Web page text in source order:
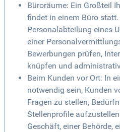
Büroräume: Ein Großteil
findet in einem Büro
Personalabteilung eines
einer
Bewerbungen prüfen,
knüpfen und
Beim Kunden vor Ort: In
notwendig sein, Kunden
Fragen zu stellen,
Stellenprofile
Geschäft, einer Behörde,